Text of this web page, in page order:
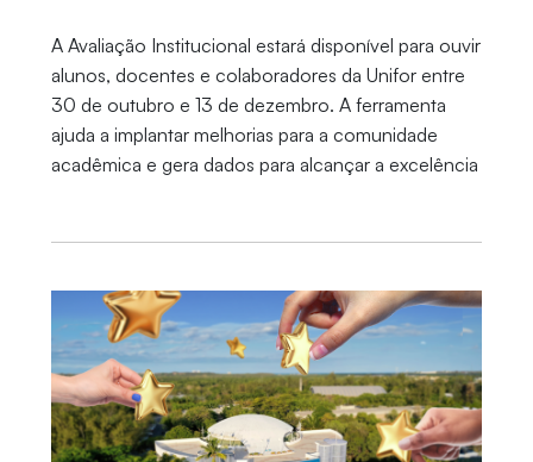
A Avaliação Institucional estará disponível para ouvir
alunos, docentes e colaboradores da Unifor entre
30 de outubro e 13 de dezembro. A ferramenta
ajuda a implantar melhorias para a comunidade
acadêmica e gera dados para alcançar a excelência